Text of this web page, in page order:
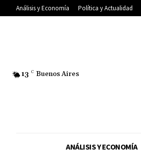
Análisis y Economía Política y Actualidad
13 C Buenos Aires
ANÁLISIS Y ECONOMÍA